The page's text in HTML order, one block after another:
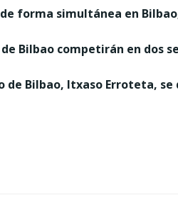
de forma simultánea en
Bilbao competirán en dos
Bilbao, Itxaso Erroteta, se